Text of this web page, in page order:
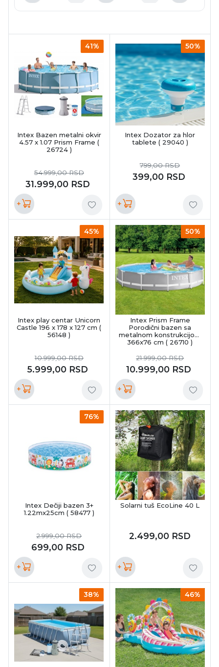
41%
Intex Bazen metalni okvir
4.57 x 1.07 Prism Frame (
26724 )
31.999,00 RSD
54.999,00RSD
+
50%
Intex Dozator za hlor
tablete ( 29040 )
399,00 RSD
799,00RSD
+
45%
Intex play centar Unicorn
Castle 196 x 178 x 127 cm (
56148 )
5.999,00 RSD
10.999,00RSD
+
50%
Intex Prism Frame
Porodični bazen sa
metalnom konstrukcijom
366x76 cm ( 26710 )
10.999,00 RSD
21.999,00RSD
+
76%
Intex Dečiji bazen 3+
1.22mx25cm ( 58477 )
699,00 RSD
2.999,00RSD
+
Solarni tuš EcoLine 40 L
2.499,00 RSD
+
38% 46%